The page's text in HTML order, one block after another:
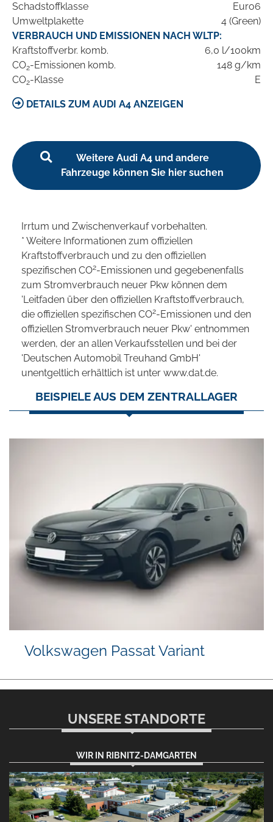
Schadstoffklasse
Euro6
Umweltplakette
4 (Green)
VERBRAUCH UND EMISSIONEN NACH WLTP:
Kraftstoffverbr. komb.
6,0 l/100km
CO2-Emissionen komb.
148 g/km
CO2-Klasse E
DETAILS ZUM AUDI A4 ANZEIGEN
Weitere Audi A4 und andere
Fahrzeuge können Sie hier suchen
Irrtum und Zwischenverkauf vorbehalten.
* Weitere Informationen zum offiziellen
Kraftstoffverbrauch und zu den offiziellen
spezifischen CO2-Emissionen und gegebenenfalls
zum Stromverbrauch neuer Pkw können dem
'Leitfaden über den offiziellen Kraftstoffverbrauch,
die offiziellen spezifischen CO2-Emissionen und den
offiziellen Stromverbrauch neuer Pkw' entnommen
werden, der an allen Verkaufsstellen und bei der
'Deutschen Automobil Treuhand GmbH'
unentgeltlich erhältlich ist unter www.dat.de.
BEISPIELE AUS DEM ZENTRALLAGER
Volkswagen Passat Variant
UNSERE STANDORTE
WIR IN RIBNITZ-DAMGARTEN